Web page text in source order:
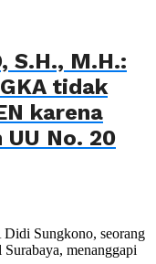
S.H., M.H.:
tidak
karena
No. 20
Sungkono, seorang
menanggapi